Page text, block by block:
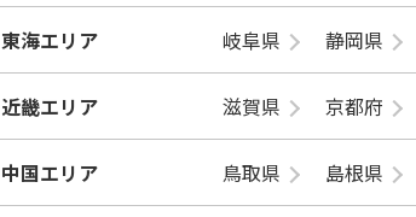
東海エリア 岐阜県 静岡県
近畿エリア 滋賀県 京都府
中国エリア 鳥取県 島根県